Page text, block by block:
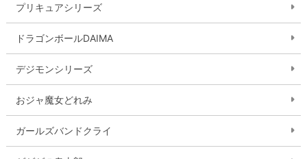
プリキュアシリーズ
ドラゴンボールDAIMA
デジモンシリーズ
おジャ魔女どれみ
ガールズバンドクライ